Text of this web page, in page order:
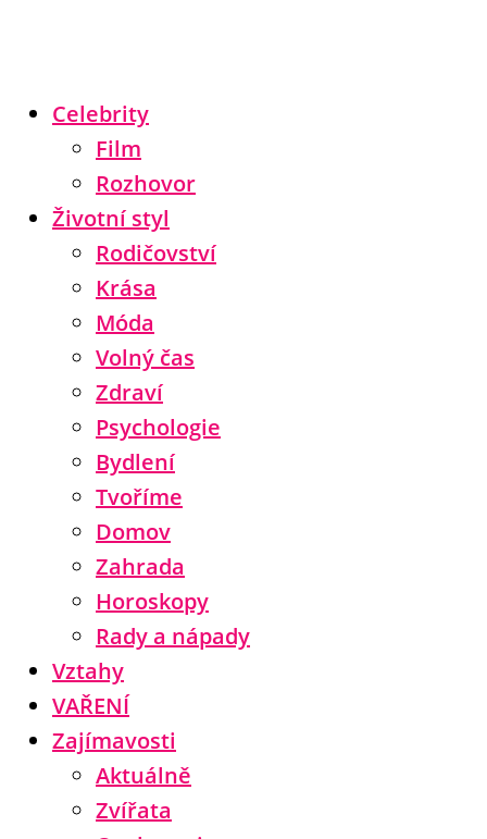
Celebrity
Film
Rozhovor
Životní styl
Rodičovství
Krása
Móda
Volný čas
Zdraví
Psychologie
Bydlení
Tvoříme
Domov
Zahrada
Horoskopy
Rady a nápady
Vztahy
VAŘENÍ
Zajímavosti
Aktuálně
Zvířata